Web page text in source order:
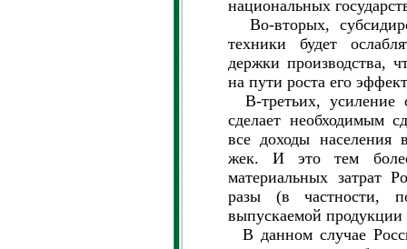
национальных
Во-вторых,
техники будет
держки производства,
на пути роста его
В-третьих, усиление
сделает необходимым
все доходы населения
жек. И это тем
материальных затрат
разы (в частности,
выпускаемой
В данном случае